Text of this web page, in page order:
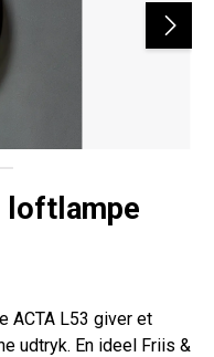
loftlampe
ACTA L53 giver et
udtryk. En ideel Friis &